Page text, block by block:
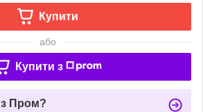
Купити
або
Купити з
з Пром?